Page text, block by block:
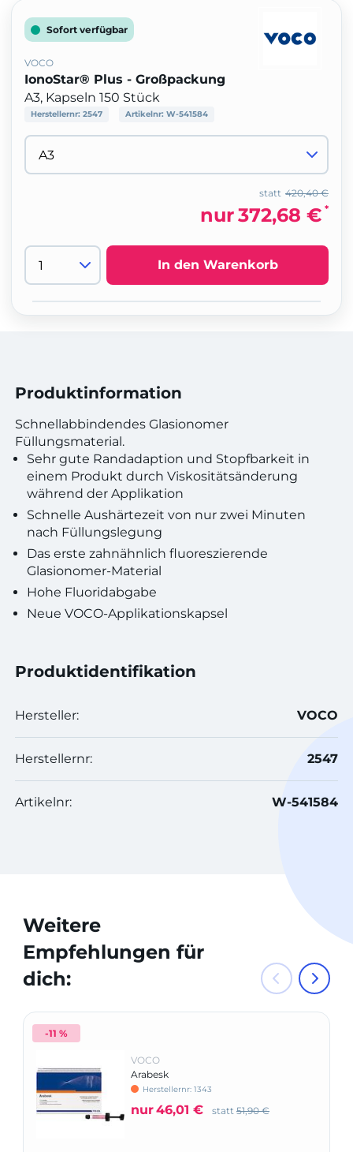
Sofort verfügbar
VOCO
IonoStar® Plus - Großpackung
A3, Kapseln 150 Stück
Herstellernr: 2547 Artikelnr: W-541584
420,40 €
statt
nur372,68 € *
In den Warenkorb
Produktinformation
Schnellabbindendes Glasionomer
Füllungsmaterial.
Sehr gute Randadaption und Stopfbarkeit in
einem Produkt durch Viskositätsänderung
während der Applikation
Schnelle Aushärtezeit von nur zwei Minuten
nach Füllungslegung
Das erste zahnähnlich fluoreszierende
Glasionomer-Material
Hohe Fluoridabgabe
Neue VOCO-Applikationskapsel
Produktidentifikation
Hersteller: VOCO
Herstellernr: 2547
Artikelnr: W-541584
Weitere
Empfehlungen für
dich:
-11 %
VOCO
Arabesk
Herstellernr: 1343
nur46,01 € statt 51,90 €